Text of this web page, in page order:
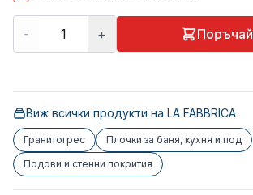
- + Поръчай
Виж всички продукти на LA FABBRICA
Гранитогрес
Плочки за баня, кухня и под
Подови и стенни покрития